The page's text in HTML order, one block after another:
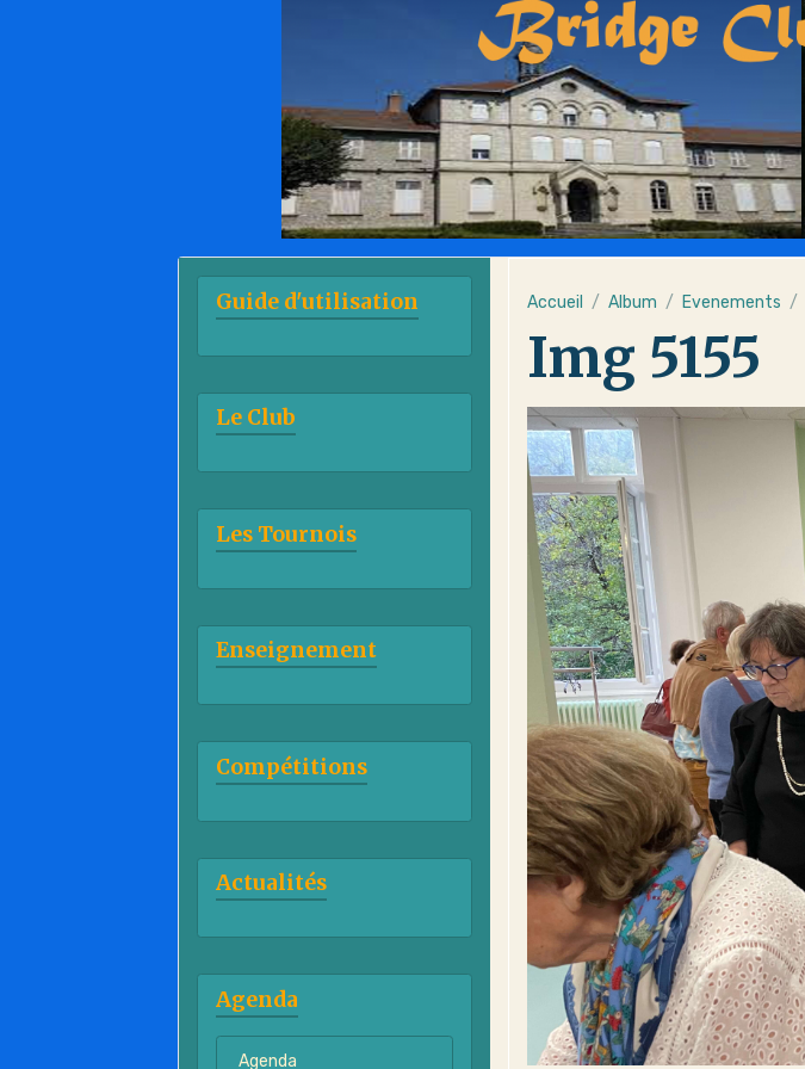
Accueil Album Evenements
Img 5155
Guide d'utilisation
Le Club
Les Tournois
Enseignement
Compétitions
Actualités
Agenda
Agenda